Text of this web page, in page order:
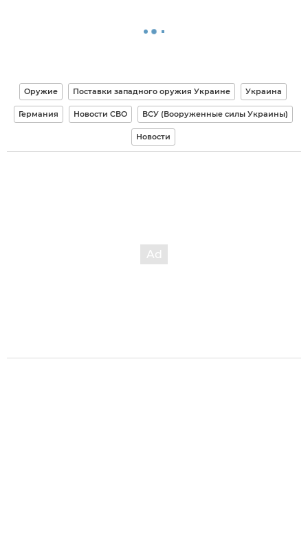
Оружие Поставки западного оружия Украине Украина
Германия Новости СВО ВСУ (Вооруженные силы Украины)
Новости